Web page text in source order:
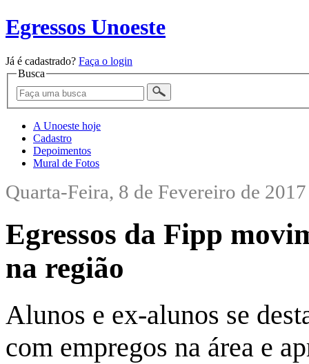
Egressos Unoeste
Já é cadastrado? Faça o login
Busca
A Unoeste hoje
Cadastro
Depoimentos
Mural de Fotos
Quarta-Feira, 8 de Fevereiro de 2017
Egressos da Fipp
na região
Alunos e ex-alunos se
com empregos na área e